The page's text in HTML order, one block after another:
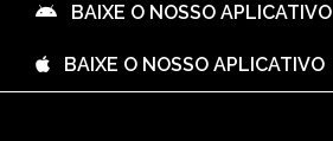
⠀BAIXE O NOSSO APLICATIVO
⠀BAIXE O NOSSO APLICATIVO